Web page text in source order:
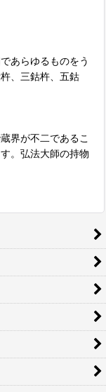
あらゆるものをう
、三鈷杵、五鈷
界が不二であるこ
。弘法大師の持物